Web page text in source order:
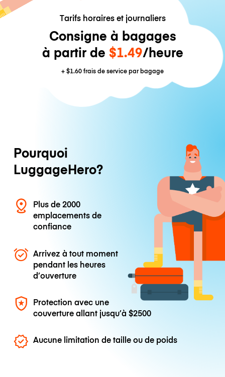
Tarifs horaires et journaliers
Consigne à bagages
à partir de $1.49/heure
+$1.60frais de service par bagage
Pourquoi
LuggageHero?
Plus de 2000
emplacements de
confiance
Arrivez à tout moment
pendant les heures
d’ouverture
Protection avec une
couverture allant jusqu’à$2500
Aucune limitation de taille ou de poids